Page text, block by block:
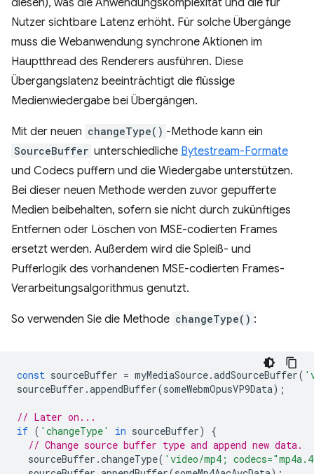
diesen), was die Anwendungskomplexität und die für
Nutzer sichtbare Latenz erhöht. Für solche Übergänge
muss die Webanwendung synchrone Aktionen im
Hauptthread des Renderers ausführen. Diese
Übergangslatenz beeinträchtigt die flüssige
Medienwiedergabe bei Übergängen.
Mit der neuen changeType() -Methode kann ein
SourceBuffer unterschiedliche Bytestream-Formate
und Codecs puffern und die Wiedergabe unterstützen.
Bei dieser neuen Methode werden zuvor gepufferte
Medien beibehalten, sofern sie nicht durch zukünftiges
Entfernen oder Löschen von MSE-codierten Frames
ersetzt werden. Außerdem wird die Spleiß- und
Pufferlogik des vorhandenen MSE-codierten Frames-
Verarbeitungsalgorithmus genutzt.
So verwenden Sie die Methode changeType() :
const sourceBuffer = myMediaSource.addSourceBuffer(
sourceBuffer .appendBuffer(someWebmOpusVP9Data);
// Later on...
if ( 'changeType' in sourceBuffer)
{
// Change source buffer type and append new data.
sourceBuffer .changeType( 'video/mp4;